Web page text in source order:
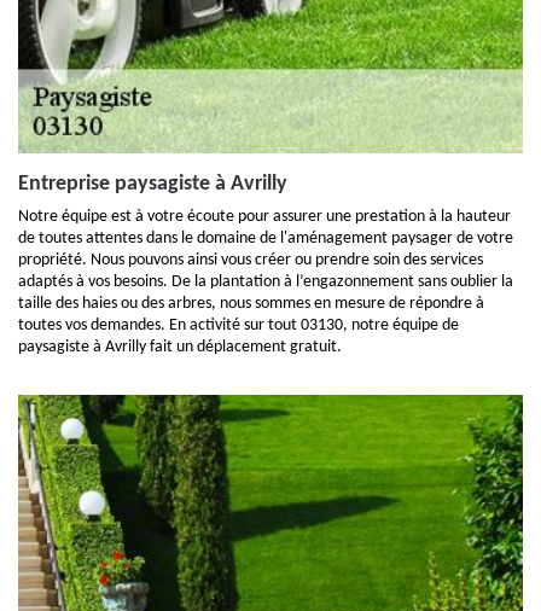
Entreprise paysagiste à Avrilly
Notre équipe est à votre écoute pour assurer une prestation à la hauteur
de toutes attentes dans le domaine de l'aménagement paysager de votre
propriété. Nous pouvons ainsi vous créer ou prendre soin des services
adaptés à vos besoins. De la plantation à l’engazonnement sans oublier la
taille des haies ou des arbres, nous sommes en mesure de répondre à
toutes vos demandes. En activité sur tout 03130, notre équipe de
paysagiste à Avrilly fait un déplacement gratuit.